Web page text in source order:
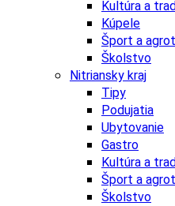
Kultúra a
Kúpele
Šport a
Školstvo
Nitriansky kraj
Tipy
Podujatia
Ubytovanie
Gastro
Kultúra a
Šport a
Školstvo